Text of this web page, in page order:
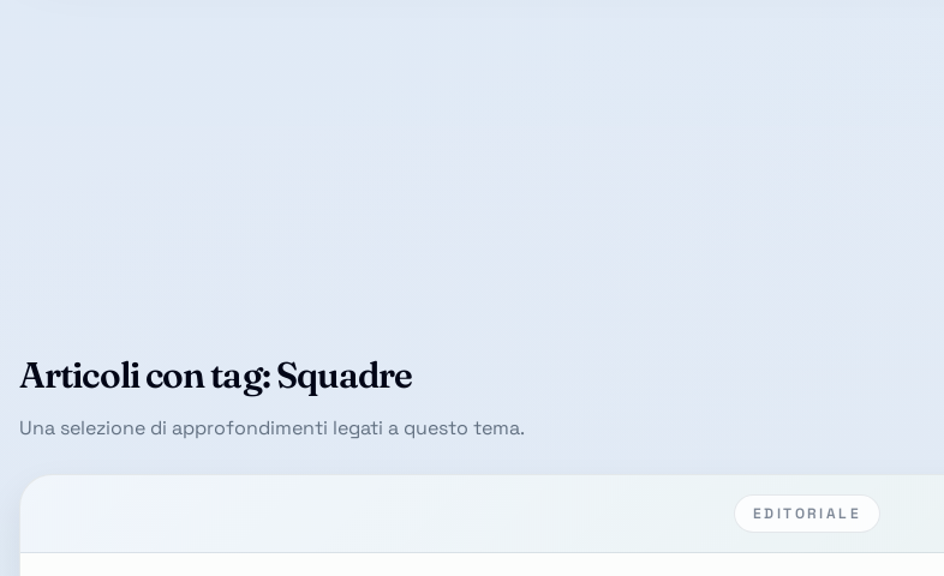
Articoli con tag: Squadre
Una selezione di approfondimenti legati a questo tema.
EDITORIALE